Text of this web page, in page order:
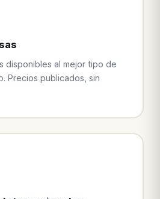
disponibles al mejor tipo de
Precios publicados, sin